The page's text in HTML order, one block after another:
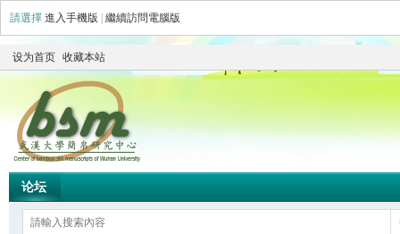
請選擇 進入手機版 繼續訪問電腦版
设为首页 收藏本站
论坛